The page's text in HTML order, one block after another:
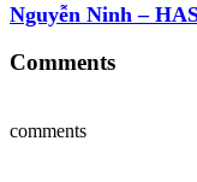
Nguyễn Ninh –
Comments
comments